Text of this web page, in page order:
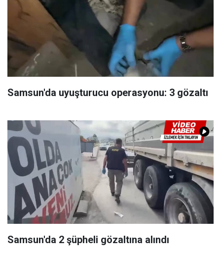
Samsun'da uyuşturucu operasyonu: 3 gözaltı
Samsun'da 2 şüpheli gözaltına alındı